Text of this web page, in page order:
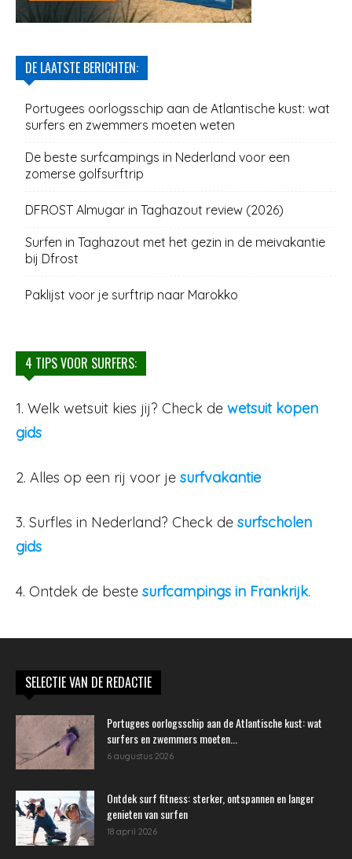
DE LAATSTE BERICHTEN:
Portugees oorlogsschip aan de Atlantische kust: wat
surfers en zwemmers moeten weten
De beste surfcampings in Nederland voor een
zomerse golfsurftrip
DFROST Almugar in Taghazout review (2026)
Surfen in Taghazout met het gezin in de meivakantie
bij Dfrost
Paklijst voor je surftrip naar Marokko
4 TIPS VOOR SURFERS:
1. Welk wetsuit kies jij? Check de wetsuit kopen
gids
2. Alles op een rij voor je surfvakantie
3. Surfles in Nederland? Check de surfscholen
gids
4. Ontdek de beste surfcampings in Frankrijk.
SELECTIE VAN DE REDACTIE
Portugees oorlogsschip aan de Atlantische kust: wat
surfers en zwemmers moeten...
6 augustus 2026
Ontdek surf fitness: sterker, ontspannen en langer
genieten van surfen
18 april 2026